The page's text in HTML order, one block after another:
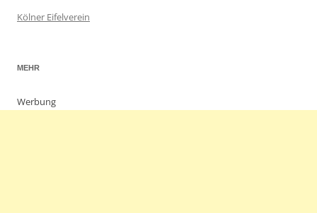
Kölner Eifelverein
MEHR
Werbung